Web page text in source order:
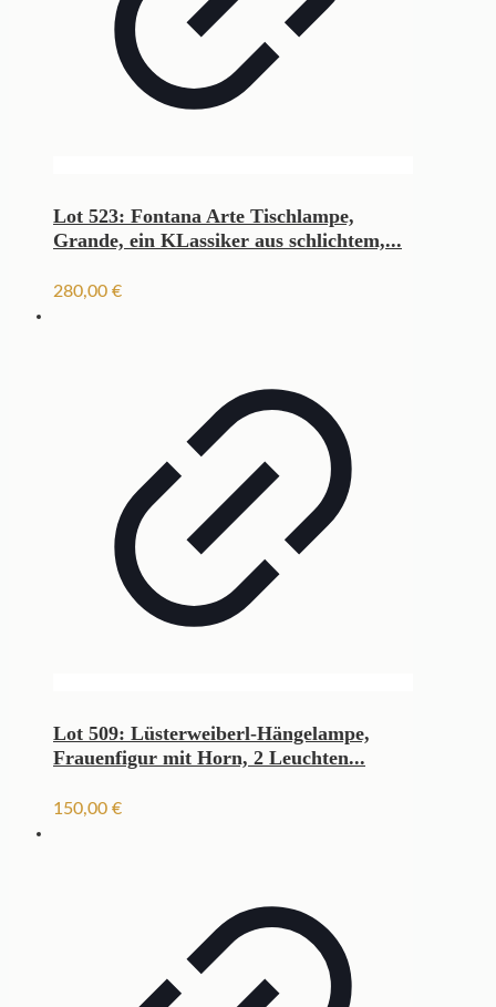
Lot 523: Fontana Arte Tischlampe,
Grande, ein KLassiker aus schlichtem,...
280,00 €
Lot 509: Lüsterweiberl-Hängelampe,
Frauenfigur mit Horn, 2 Leuchten...
150,00 €